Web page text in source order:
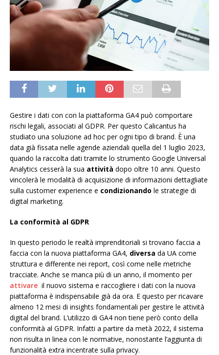
Gestire i dati con con la piattaforma GA4 può comportare
rischi legali, associati al GDPR. Per questo Calicantus ha
studiato una soluzione ad hoc per ogni tipo di brand. È una
data già fissata nelle agende aziendali quella del 1 luglio 2023,
quando la raccolta dati tramite lo strumento Google Universal
Analytics cesserà la sua attività dopo oltre 10 anni. Questo
vincolerà le modalità di acquisizione di informazioni dettagliate
sulla customer experience e condizionando le strategie di
digital marketing.
La conformità al GDPR
In questo periodo le realtà imprenditoriali si trovano faccia a
faccia con la nuova piattaforma GA4, diversa da UA come
struttura e differente nei report, così come nelle metriche
tracciate. Anche se manca più di un anno, il momento per
attivare il nuovo sistema e raccogliere i dati con la nuova
piattaforma è indispensabile già da ora. E questo per ricavare
almeno 12 mesi di insights fondamentali per gestire le attività
digital del brand. L’utilizzo di GA4 non tiene però conto della
conformità al GDPR. Infatti a partire da metà 2022, il sistema
non risulta in linea con le normative, nonostante l’aggiunta di
funzionalità extra incentrate sulla privacy.